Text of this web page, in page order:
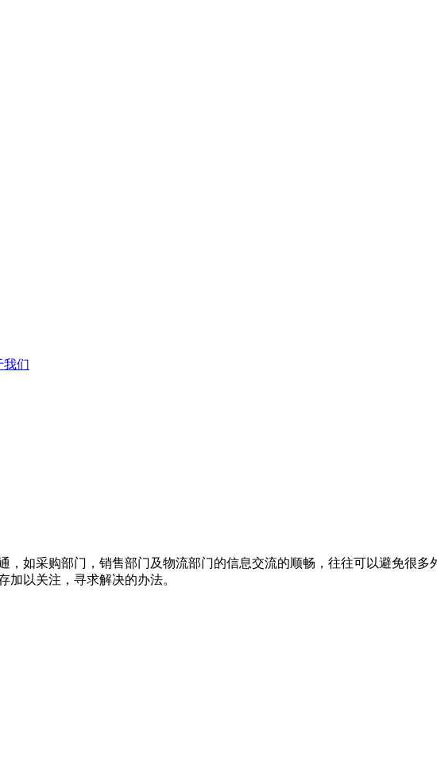
我们
如采购部门，销售部门及物流部门的信息交流的顺畅，往往可以避免很多
以关注，寻求解决的办法。